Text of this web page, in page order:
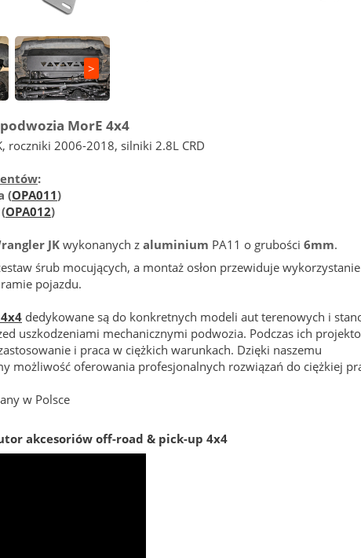
>
MorE 4x4
roczniki 2006-2018, silniki 2.8L CRD
:
(OPA011)
OPA012)
JKwykonanych z aluminium PA11 o grubości 6mm.
śrub mocujących, a montaż osłon przewiduje wykorzystanie
pojazdu.
dedykowane są do konkretnych modeli aut terenowych i
uszkodzeniami mechanicznymi podwozia. Podczas ich
i praca w ciężkich warunkach. Dzięki naszemu
możliwość oferowania profesjonalnych rozwiązań do ciężkiej
w Polsce
akcesoriów off-road & pick-up 4x4